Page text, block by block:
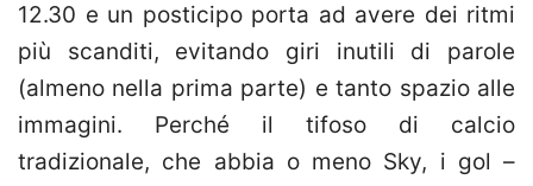
12.30 e un posticipo porta ad avere dei ritmi
più scanditi, evitando giri inutili di parole
(almeno nella prima parte) e tanto spazio alle
immagini. Perché il tifoso di calcio
tradizionale, che abbia o meno Sky, i gol –